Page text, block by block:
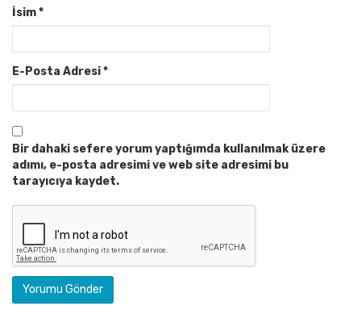
İsim*
E-Posta Adresi*
Bir dahaki sefere yorum yaptığımda kullanılmak üzere
adımı, e-posta adresimi ve web site adresimi bu
tarayıcıya kaydet.